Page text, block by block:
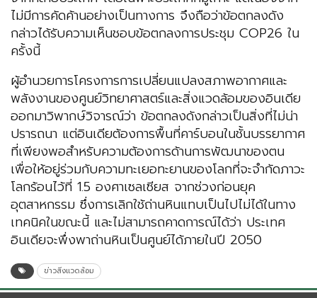
ไม่มีการคัดค้านอย่างเป็นทางการ จึงถือว่าข้อตกลงดัง
กล่าวได้รับความเห็นชอบข้อตกลงการประชุม COP26 ใน
ครั้งนี้
ผู้อำนวยการโครงการการเปลี่ยนแปลงสภาพอากาศและ
พลังงานของศูนย์วิทยาศาสตร์และสิ่งแวดล้อมของอินเดีย
ออกมาวิพากษ์วิจารณ์ว่า ข้อตกลงดังกล่าวเป็นสิ่งที่ไม่น่า
ปรารถนา แต่อินเดียต้องการพื้นที่คาร์บอนในชั้นบรรยากาศ
ที่เพียงพอสำหรับความต้องการด้านการพัฒนาของตน
เพื่อให้อยู่ร่วมกับความทะเยอทะยานของโลกที่จะจำกัดภาวะ
โลกร้อนไว้ที่ 1.5 องศาเซลเซียส จากช่วงก่อนยุค
อุตสาหกรรม ซึ่งการเลิกใช้ถ่านหินแทบเป็นไปไม่ได้ในทาง
เทคนิคในขณะนี้ และไม่สามารถคาดการณ์ได้ว่า ประเทศ
อินเดียจะพึ่งพาถ่านหินเป็นศูนย์ได้ภายในปี 2050
ข่าวสิ่งแวดล้อม